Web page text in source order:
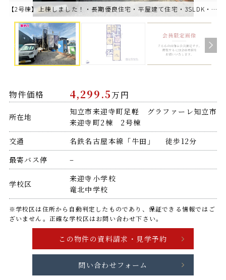
物件価格 4,299.5万円
所在地
知立市来迎寺町足軽 グラファーレ知立市
来迎寺町2棟 2号棟
交通
名鉄名古屋本線「牛田」 徒歩12分
最寄バス停
–
学校区
来迎寺小学校
竜北中学校
※学校区は住所から自動判定したものであり、保証できる情報ではご
ざいません。正確な学校区はお問い合わせ下さい。
問い合わせフォーム
【2号棟】上棟しました！・長期優良住宅・平屋建て住宅・3SLDK・LDK17.75帖・全居室収納